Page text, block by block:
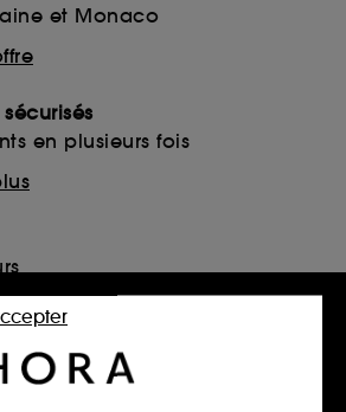
et Monaco
en plusieurs fois
article
DES OFFRES